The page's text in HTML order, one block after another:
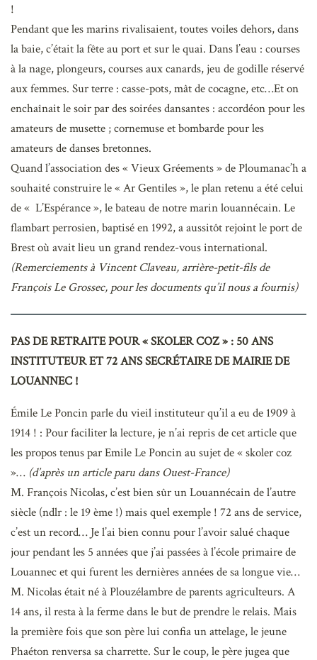
!
Pendant que les marins rivalisaient, toutes voiles dehors, dans
la baie, c’était la fête au port et sur le quai. Dans l’eau : courses
à la nage, plongeurs, courses aux canards, jeu de godille réservé
aux femmes. Sur terre : casse-pots, mât de cocagne, etc…Et on
enchaînait le soir par des soirées dansantes : accordéon pour les
amateurs de musette ; cornemuse et bombarde pour les
amateurs de danses bretonnes.
Quand l’association des « Vieux Gréements » de Ploumanac’h a
souhaité construire le « Ar Gentiles », le plan retenu a été celui
de « L’Espérance », le bateau de notre marin louannécain. Le
flambart perrosien, baptisé en 1992, a aussitôt rejoint le port de
Brest où avait lieu un grand rendez-vous international.
(Remerciements à Vincent Claveau, arrière-petit-fils de
François Le Grossec, pour les documents qu’il nous a fournis)
PAS DE RETRAITE POUR « SKOLER COZ » : 50 ANS
INSTITUTEUR ET 72 ANS SECRÉTAIRE DE MAIRIE DE
LOUANNEC !
Émile Le Poncin parle du vieil instituteur qu’il a eu de 1909 à
1914 ! : Pour faciliter la lecture, je n’ai repris de cet article que
les propos tenus par Emile Le Poncin au sujet de « skoler coz
»… (d’après un article paru dans Ouest-France)
M. François Nicolas, c’est bien sûr un Louannécain de l’autre
siècle (ndlr : le 19 ème !) mais quel exemple ! 72 ans de service,
c’est un record… Je l’ai bien connu pour l’avoir salué chaque
jour pendant les 5 années que j’ai passées à l’école primaire de
Louannec et qui furent les dernières années de sa longue vie…
M. Nicolas était né à Plouzélambre de parents agriculteurs. A
14 ans, il resta à la ferme dans le but de prendre le relais. Mais
la première fois que son père lui confia un attelage, le jeune
Phaéton renversa sa charrette. Sur le coup, le père jugea que